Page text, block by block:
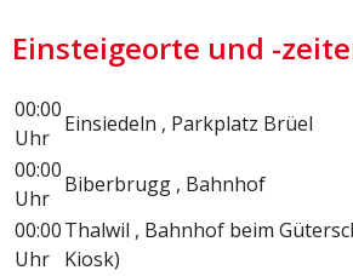
Einsteigeorte und -
00:00
Uhr
Einsiedeln , Parkplatz Brüel
00:00
Uhr
Biberbrugg , Bahnhof
00:00
Uhr
Thalwil , Bahnhof beim
Kiosk)